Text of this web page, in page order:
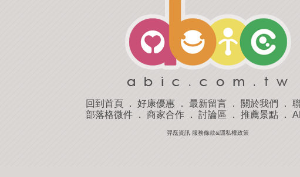
回到首頁 ． 好康優惠 ． 最新留言 ． 關於我們 ．
部落格微件． 商家合作． 討論區 ． 推薦景點．
羿磊資訊 服務條款&隱私權政策